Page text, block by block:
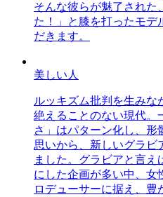
そんな彼らが魅了された
た！」と膝を打ったモデ
だきます。
美しい人
ルッキズム批判を生みな
絶えることのない現代。
さ」はパターン化し、形
思いから、新しいグラビ
ました。グラビアと言え
にした企画が多い中、女
ロデューサーに据え、豊